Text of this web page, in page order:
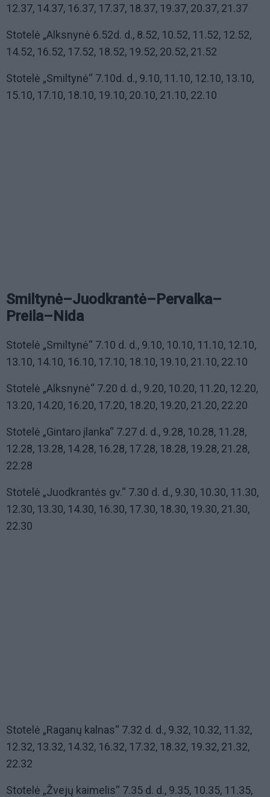
12.37, 14.37, 16.37, 17.37, 18.37, 19.37, 20.37, 21.37
Stotelė „Alksnynė 6.52d. d., 8.52, 10.52, 11.52, 12.52,
14.52, 16.52, 17.52, 18.52, 19.52, 20.52, 21.52
Stotelė „Smiltynė“ 7.10d. d., 9.10, 11.10, 12.10, 13.10,
15.10, 17.10, 18.10, 19.10, 20.10, 21.10, 22.10
Smiltynė–Juodkrantė–Pervalka–
Preila–Nida
Stotelė „Smiltynė“ 7.10 d. d., 9.10, 10.10, 11.10, 12.10,
13.10, 14.10, 16.10, 17.10, 18.10, 19.10, 21.10, 22.10
Stotelė „Alksnynė“ 7.20 d. d., 9.20, 10.20, 11.20, 12.20,
13.20, 14.20, 16.20, 17.20, 18.20, 19.20, 21.20, 22.20
Stotelė „Gintaro įlanka“ 7.27 d. d., 9.28, 10.28, 11.28,
12.28, 13.28, 14.28, 16.28, 17.28, 18.28, 19.28, 21.28,
22.28
Stotelė „Juodkrantės gv.“ 7.30 d. d., 9.30, 10.30, 11.30,
12.30, 13.30, 14.30, 16.30, 17.30, 18.30, 19.30, 21.30,
22.30
Stotelė „Raganų kalnas“ 7.32 d. d., 9.32, 10.32, 11.32,
12.32, 13.32, 14.32, 16.32, 17.32, 18.32, 19.32, 21.32,
22.32
Stotelė „Žvejų kaimelis“ 7.35 d. d., 9.35, 10.35, 11.35,